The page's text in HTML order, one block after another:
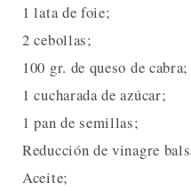
1 lata de foie;
2 cebollas;
100 gr. de queso de cabra;
1 cucharada de azúcar;
1 pan de semillas;
Reducción de vinagre
Aceite;